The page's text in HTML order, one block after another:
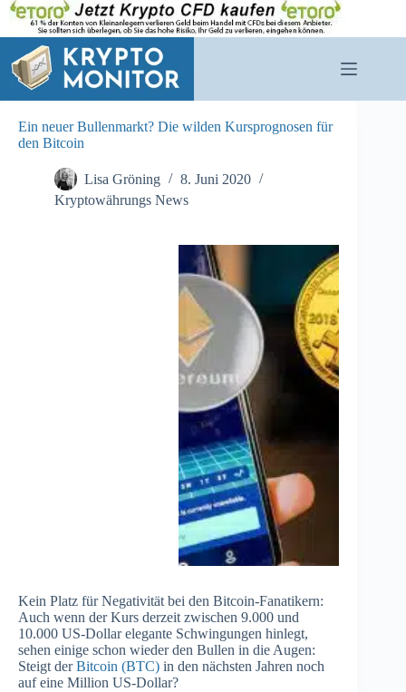
Zum
Inhalt
springen
Ein neuer Bullenmarkt? Die wilden Kursprognosen für
den Bitcoin
Lisa Gröning
8. Juni 2020
Kryptowährungs News
Kein Platz für Negativität bei den Bitcoin-Fanatikern:
Auch wenn der Kurs derzeit zwischen 9.000 und
10.000 US-Dollar elegante Schwingungen hinlegt,
sehen einige schon wieder den Bullen in die Augen:
Steigt derBitcoin (BTC) in den nächsten Jahren noch
auf eine Million US-Dollar?